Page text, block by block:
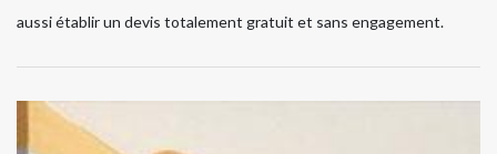
aussi établir un devis totalement gratuit et sans engagement.